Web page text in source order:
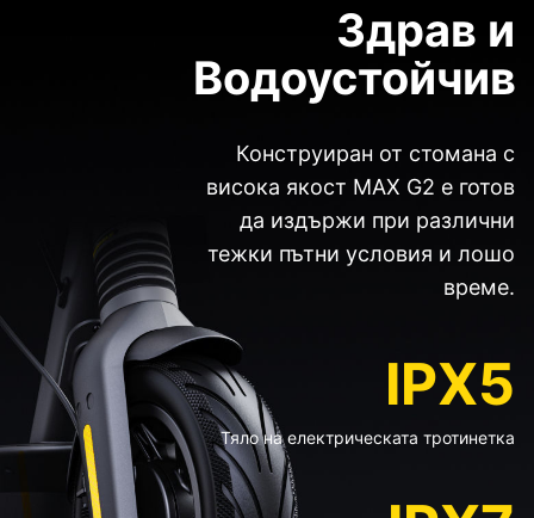
Здрав и
Водоустойчив
Конструиран от стомана с
висока якост MAX G2 е готов
да издържи при различни
тежки пътни условия и лошо
време.
IPX5
Тяло на електрическата тротинетка